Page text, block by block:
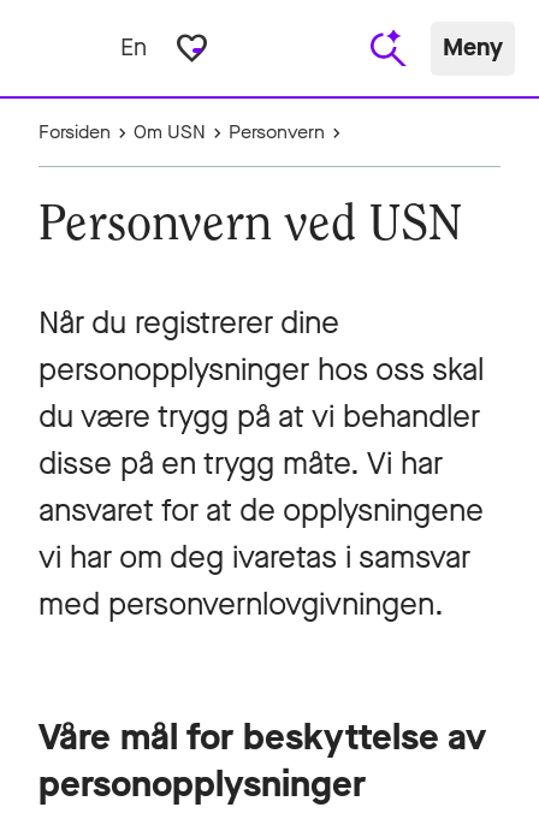
En favorite_border Meny
Forsiden Om USN Personvern
Personvern ved USN
Når du registrerer dine
personopplysninger hos oss skal
du være trygg på at vi behandler
disse på en trygg måte. Vi har
ansvaret for at de opplysningene
vi har om deg ivaretas i samsvar
med personvernlovgivningen.
Våre mål for beskyttelse av
personopplysninger